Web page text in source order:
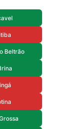
Beltrão